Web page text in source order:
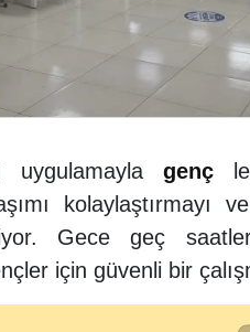
uygulamaylagenç
kolaylaştırmayı ve
Gece geç
için güvenli bir